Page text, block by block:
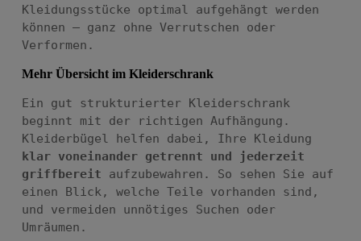
Kleidungsstücke optimal aufgehängt werden
können – ganz ohne Verrutschen oder
Verformen.
Mehr Übersicht im Kleiderschrank
Ein gut strukturierter Kleiderschrank
beginnt mit der richtigen Aufhängung.
Kleiderbügel helfen dabei, Ihre Kleidung
klar voneinander getrennt und jederzeit
griffbereit aufzubewahren. So sehen Sie auf
einen Blick, welche Teile vorhanden sind,
und vermeiden unnötiges Suchen oder
Umräumen.